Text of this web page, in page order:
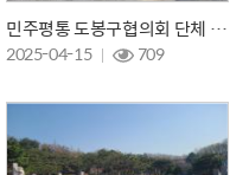
민주평통 도봉구협의회 단체 참배
2025-04-15
709